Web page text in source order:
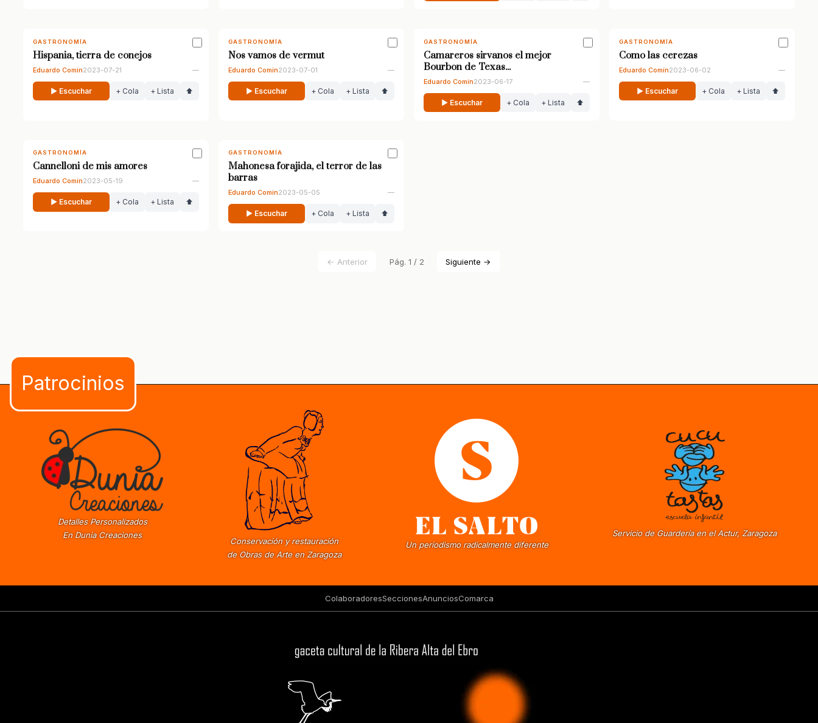
GASTRONOMÍA
Hispania, tierra de conejos
Eduardo Comín2023-07-21 —
▶ Escuchar + Cola + Lista ⬆
GASTRONOMÍA
Nos vamos de vermut
Eduardo Comín2023-07-01 —
▶ Escuchar + Cola + Lista ⬆
GASTRONOMÍA
Camareros sirvanos el mejor
Bourbon de Texas...
Eduardo Comín2023-06-17 —
▶ Escuchar + Cola + Lista ⬆
GASTRONOMÍA
Como las cerezas
Eduardo Comín2023-06-02 —
▶ Escuchar + Cola + Lista ⬆
GASTRONOMÍA
Cannelloni de mis amores
Eduardo Comín2023-05-19 —
▶ Escuchar + Cola + Lista ⬆
GASTRONOMÍA
Mahonesa forajida, el terror de las
barras
Eduardo Comín2023-05-05 —
▶ Escuchar + Cola + Lista ⬆
← Anterior Pág. 1 / 2 Siguiente →
Detalles Personalizados
En Dunia Creaciones
Conservación y restauración
de Obras de Arte en Zaragoza
Un periodismo radicalmente diferente
Servicio de Guardería en el Actur, Zaragoza
ColaboradoresSeccionesAnunciosComarca